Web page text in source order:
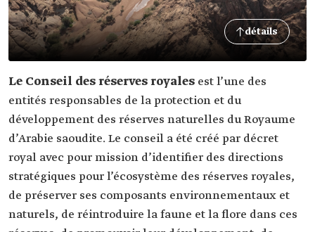
détails
Le Conseil des réserves royales est l’une des
entités responsables de la protection et du
développement des réserves naturelles du Royaume
d’Arabie saoudite. Le conseil a été créé par décret
royal avec pour mission d’identifier des directions
stratégiques pour l’écosystème des réserves royales,
de préserver ses composants environnementaux et
naturels, de réintroduire la faune et la flore dans ces